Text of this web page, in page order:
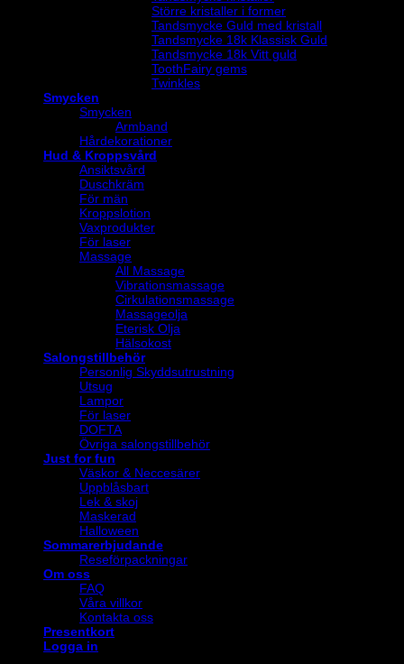
Större kristaller i former
Tandsmycke Guld med kristall
Tandsmycke 18k Klassisk Guld
Tandsmycke 18k Vitt guld
ToothFairy gems
Twinkles
Smycken
Smycken
Armband
Hårdekorationer
Hud & Kroppsvård
Ansiktsvård
Duschkräm
För män
Kroppslotion
Vaxprodukter
För laser
Massage
All Massage
Vibrationsmassage
Cirkulationsmassage
Massageolja
Eterisk Olja
Hälsokost
Salongstillbehör
Personlig Skyddsutrustning
Utsug
Lampor
För laser
DOFTA
Övriga salongstillbehör
Just for fun
Väskor & Neccesärer
Uppblåsbart
Lek & skoj
Maskerad
Halloween
Sommarerbjudande
Reseförpackningar
Om oss
FAQ
Våra villkor
Kontakta oss
Presentkort
Logga in